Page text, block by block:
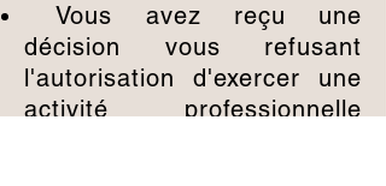
Vous avez reçu une
décision vous refusant
l'autorisation d'exercer une
activité professionnelle